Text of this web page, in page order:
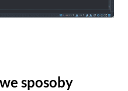
sposoby